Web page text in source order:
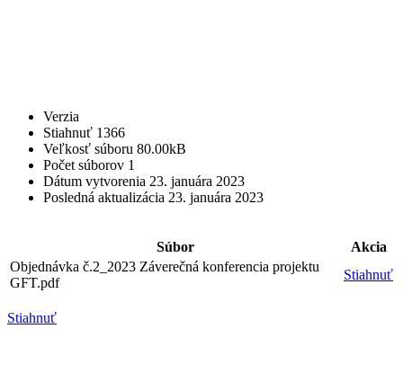
Verzia
Stiahnuť 1366
Veľkosť súboru 80.00kB
Počet súborov 1
Dátum vytvorenia 23. januára 2023
Posledná aktualizácia 23. januára 2023
Súbor
Akcia
Objednávka č.2_2023 Záverečná konferencia projektu
GFT.pdf
Stiahnuť
Stiahnuť